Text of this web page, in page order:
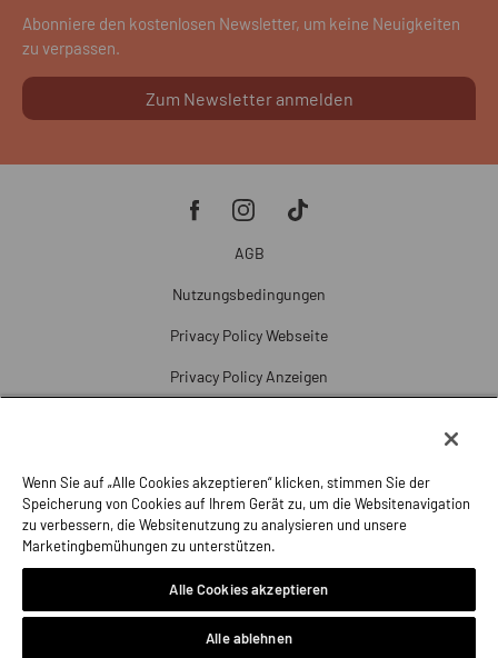
Abonniere den kostenlosen Newsletter, um keine Neuigkeiten
zu verpassen.
Zum Newsletter anmelden
AGB
Nutzungsbedingungen
Privacy Policy Webseite
Privacy Policy Anzeigen
Beschwerde
Impressum
Wenn Sie auf „Alle Cookies akzeptieren“ klicken, stimmen Sie der
Speicherung von Cookies auf Ihrem Gerät zu, um die Websitenavigation
zu verbessern, die Websitenutzung zu analysieren und unsere
Marketingbemühungen zu unterstützen.
Alle Cookies akzeptieren
Alle ablehnen